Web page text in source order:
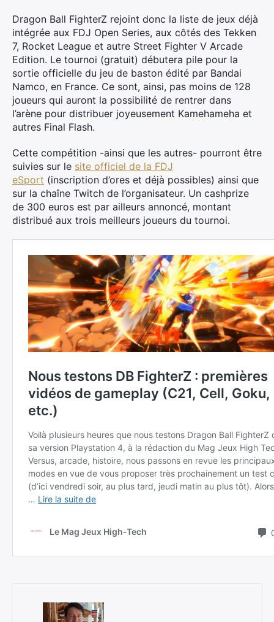
Dragon Ball FighterZ rejoint donc la liste de jeux déjà
intégrée aux FDJ Open Series, aux côtés des Tekken
7, Rocket League et autre Street Fighter V Arcade
Edition. Le tournoi (gratuit) débutera pile pour la
sortie officielle du jeu de baston édité par Bandai
Namco, en France. Ce sont, ainsi, pas moins de 128
joueurs qui auront la possibilité de rentrer dans
l’arène pour distribuer joyeusement Kamehameha et
autres Final Flash.
Cette compétition -ainsi que les autres- pourront être
suivies sur le site officiel de la FDJ
eSport (inscription d’ores et déjà possibles) ainsi que
sur la chaîne Twitch de l’organisateur. Un cashprize
de 300 euros est par ailleurs annoncé, montant
distribué aux trois meilleurs joueurs du tournoi.